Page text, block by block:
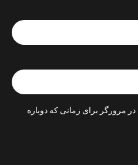
مرورگر برای زمانی که دوباره